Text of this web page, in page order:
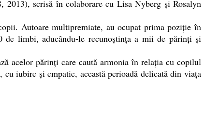
scrisă în colaborare cu Lisa Nyberg şi Rosalyn
Autoare multipremiate, au ocupat prima poziție în
limbi, aducându-le recunoștința a mii de părinți și
acelor părinți care caută armonia în relația cu copilul
iubire și empatie, această perioadă delicată din viața